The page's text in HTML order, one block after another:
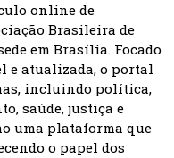
online de
Brasileira de
em Brasília. Focado
e atualizada, o portal
incluindo política,
saúde, justiça e
uma plataforma que
o papel dos